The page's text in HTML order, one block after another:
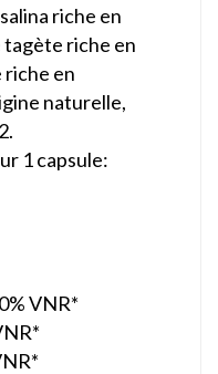
riche en
riche en
en
naturelle,
1 capsule:
VNR*